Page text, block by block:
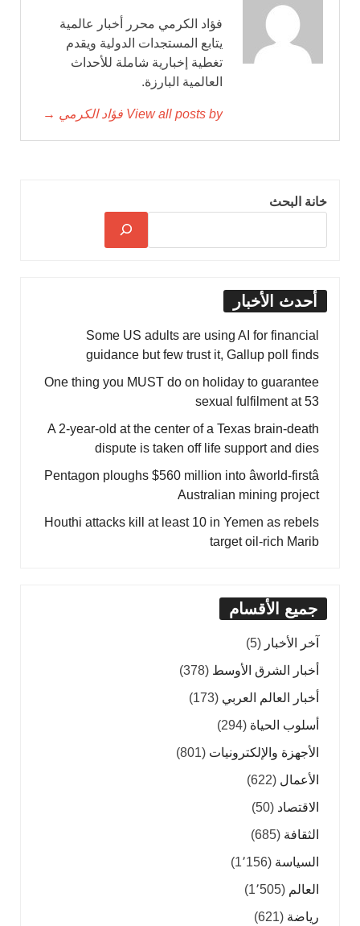
فؤاد الكرمي محرر أخبار عالمية
يتابع المستجدات الدولية ويقدم
تغطية إخبارية شاملة للأحداث
العالمية البارزة.
View all posts by فؤاد الكرمي →
خانة البحث
أحدث الأخبار
Some US adults are using AI for financial
guidance but few trust it, Gallup poll finds
One thing you MUST do on holiday to guarantee
sexual fulfilment at 53
A 2-year-old at the center of a Texas brain-death
dispute is taken off life support and dies
Pentagon ploughs $560 million into âworld-firstâ
Australian mining project
Houthi attacks kill at least 10 in Yemen as rebels
target oil-rich Marib
جميع الأقسام
آخر الأخبار (5)
أخبار الشرق الأوسط (378)
أخبار العالم العربي (173)
أسلوب الحياة (294)
الأجهزة والإلكترونيات (801)
الأعمال (622)
الاقتصاد (50)
الثقافة (685)
السياسة (1٬156)
العالم (1٬505)
رياضة (621)